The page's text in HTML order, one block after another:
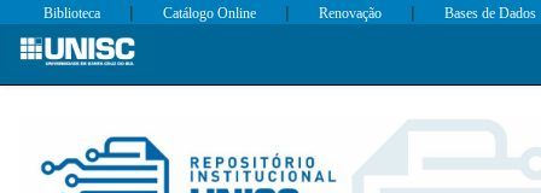
Skip
Biblioteca | Catálogo Online | Renovação | Bases de Dados